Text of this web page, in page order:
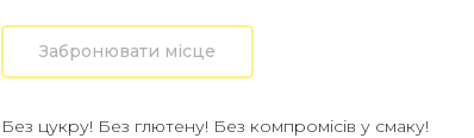
Забронювати місце
Без цукру! Без глютену! Без компромісів у смаку!